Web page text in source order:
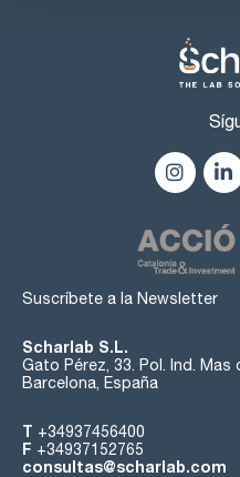
Suscríbete a la Newsletter
Scharlab S.L.
Gato Pérez, 33. Pol. Ind. Mas
Barcelona, España
T +34937456400
F +34937152765
consultas@scharlab.com